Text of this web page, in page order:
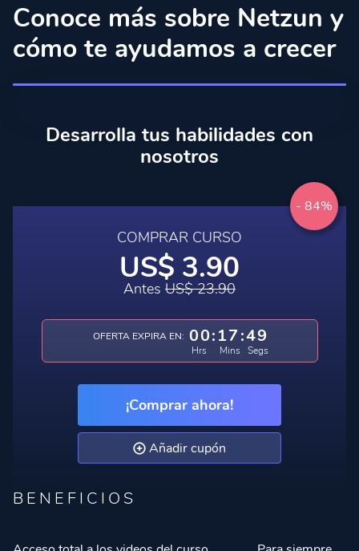
Conoce más sobre Netzun y
cómo te ayudamos a crecer
Desarrolla tus habilidades con
nosotros
- 84%
COMPRAR CURSO
US$ 3.90
Antes US$ 23.90
OFERTA EXPIRA EN: 00
Hrs
:17
Mins
:48
Segs
¡Comprar ahora!
Añadir cupón
BENEFICIOS